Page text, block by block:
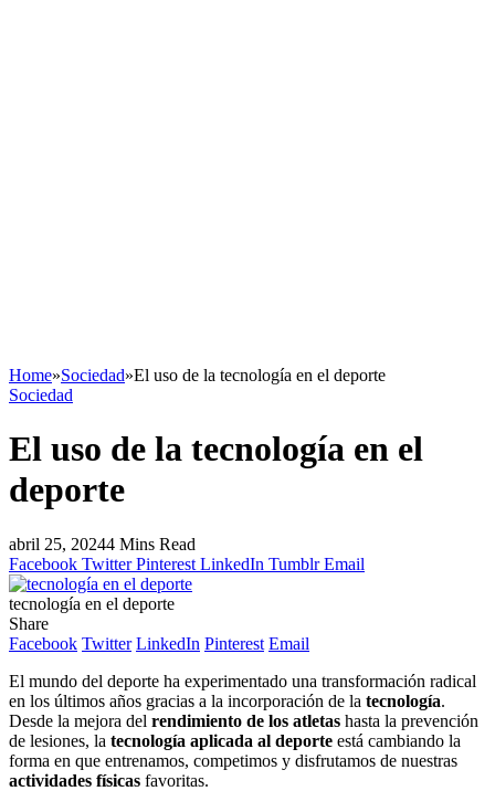
Home»Sociedad»El uso de la tecnología en el deporte
Sociedad
El uso de la tecnología en el
deporte
abril 25, 20244 Mins Read
Facebook Twitter Pinterest LinkedIn Tumblr Email
tecnología en el deporte
Share
Facebook Twitter LinkedIn Pinterest Email
El mundo del deporte ha experimentado una transformación radical
en los últimos años gracias a la incorporación de la tecnología.
Desde la mejora del rendimiento de los atletas hasta la prevención
de lesiones, la tecnología aplicada al deporte está cambiando la
forma en que entrenamos, competimos y disfrutamos de nuestras
actividades físicas favoritas.